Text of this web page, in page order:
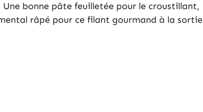
bonne pâte feuilletée pour le croustillant,
râpé pour ce filant gourmand à la sortie